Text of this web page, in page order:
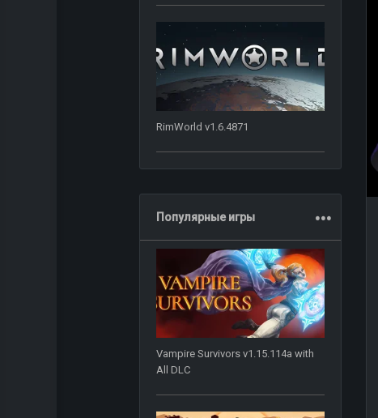
RimWorld v1.6.4871
Популярные игры ...
Vampire Survivors v1.15.114a with
All DLC